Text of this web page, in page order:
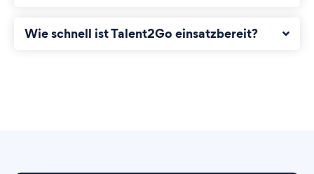
Wie schnell ist Talent2Go einsatzbereit?